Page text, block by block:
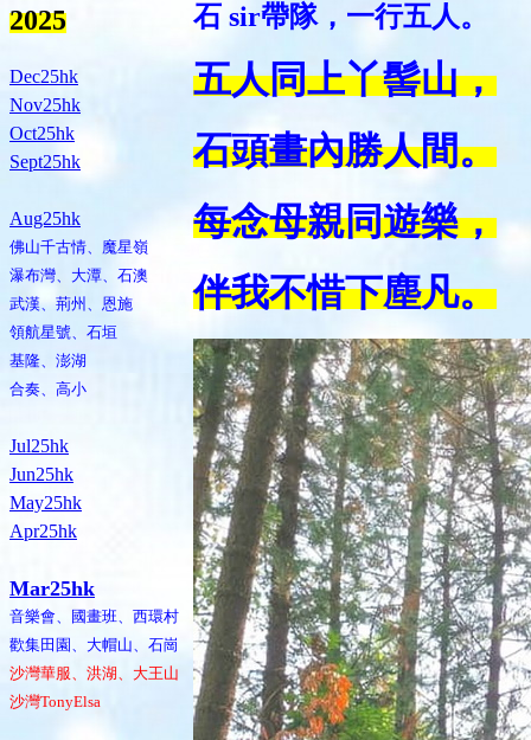
2025
Dec25hk
Nov25hk
Oct25hk
Sept25hk
Aug25hk
佛山千古情、魔星嶺
瀑布灣、大潭、石澳
武漢、荊州、恩施
領航星號、石垣
基隆、澎湖
合奏、高小
Jul25hk
Jun25hk
May25hk
Apr25hk
Mar25hk
音樂會、國畫班、西環村
歡集田園、大帽山、石崗
沙灣華服、洪湖、大王山
沙灣TonyElsa
石 sir帶隊，一行五人。
五人同上丫髻山，
石頭畫內勝人間。
每念母親同遊樂，
伴我不惜下塵凡。